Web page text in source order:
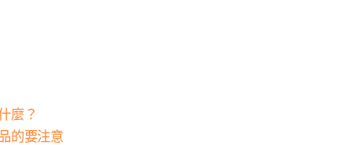
麼？
的要注意